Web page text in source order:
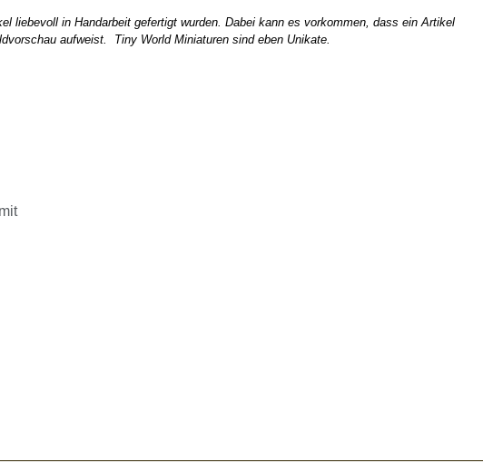
liebevoll in Handarbeit gefertigt wurden. Dabei kann es vorkommen, dass ein Artikel
aufweist. Tiny World Miniaturen sind eben Unikate.